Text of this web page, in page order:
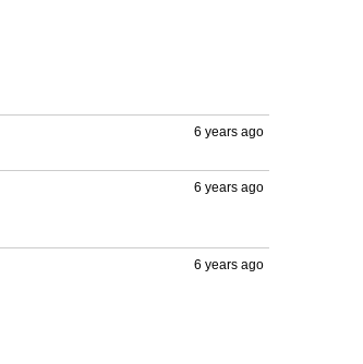
6 years ago
6 years ago
6 years ago